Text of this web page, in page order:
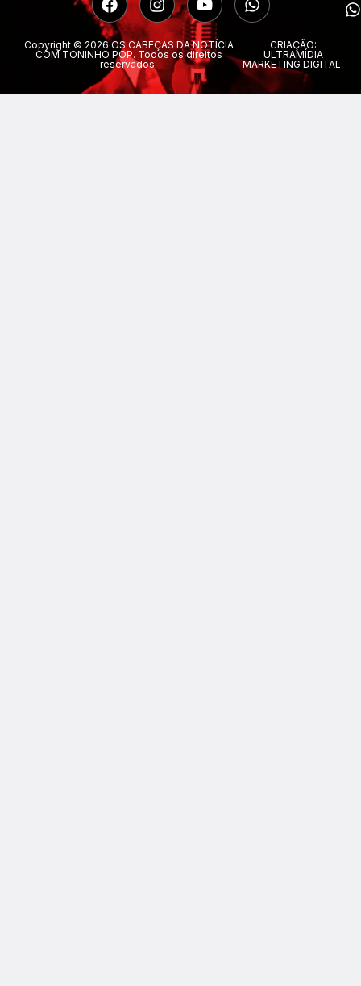
Copyright © 2026 OS CABEÇAS DA NOTÍCIA
COM TONINHO POP. Todos os direitos
reservados.
CRIAÇÃO:
ULTRAMÍDIA
MARKETING DIGITAL.